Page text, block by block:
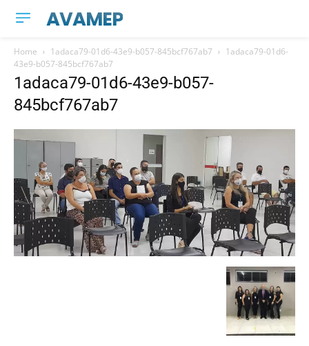
AVAMEP
Home 1adaca79-01d6-43e9-b057-845bcf767ab7
1adaca79-01d6-
43e9-b057-845bcf767ab7
1adaca79-01d6-43e9-b057-
845bcf767ab7